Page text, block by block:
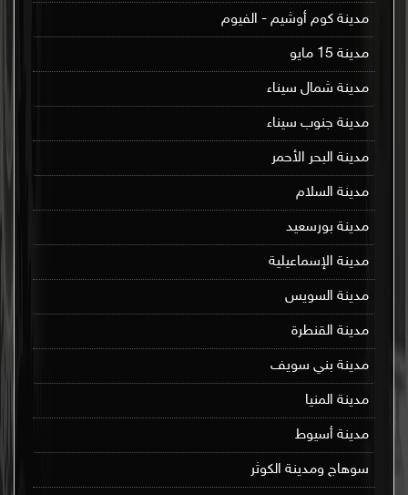
مدينة كوم أوشيم - الفيوم
مدينة 15 مايو
مدينة شمال سيناء
مدينة جنوب سيناء
مدينة البحر الأحمر
مدينة السلام
مدينة بورسعيد
مدينة الإسماعيلية
مدينة السويس
مدينة القنطرة
مدينة بني سويف
مدينة المنيا
مدينة أسيوط
سوهاج ومدينة الكوثر